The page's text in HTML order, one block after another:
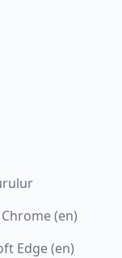
(en)
Edge (en)